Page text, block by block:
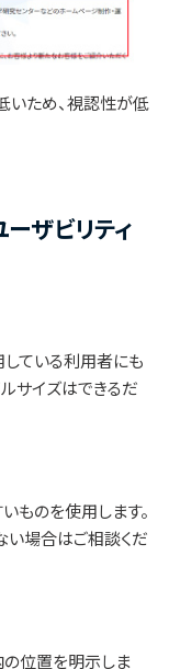
いため、視認性が低
ザビリティ
ている利用者にも
サイズはできるだ
ものを使用します。
場合はご相談くだ
の位置を明示しま